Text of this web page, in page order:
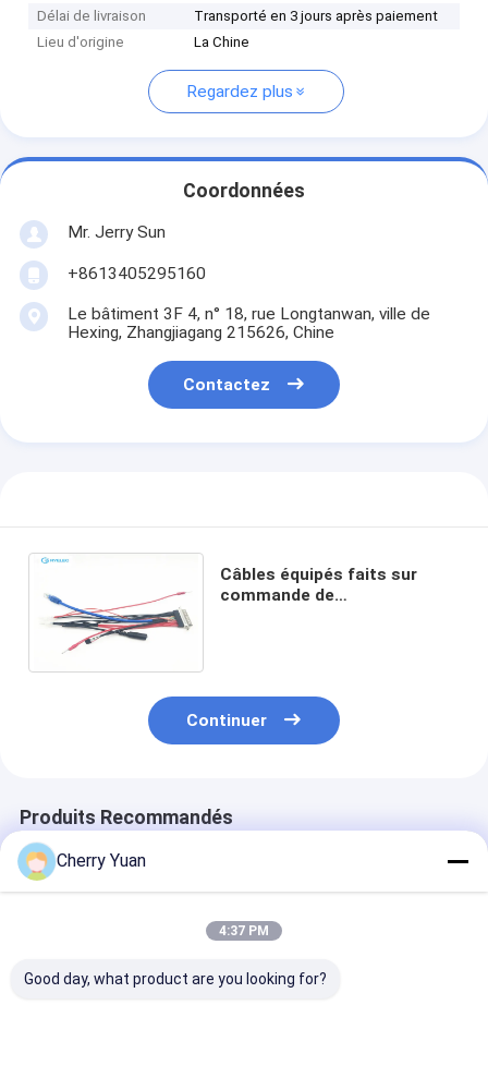
Délai de livraison
Transporté en 3 jours après paiement
Lieu d'origine
La Chine
Regardez plus
Coordonnées
Mr. Jerry Sun
+8613405295160
Le bâtiment 3F 4, n° 18, rue Longtanwan, ville de
Hexing, Zhangjiagang 215626, Chine
Contactez
Câbles équipés faits sur
commande de
Continuer
Produits Recommandés
Cherry Yuan
4:37 PM
Good day, what product are you looking for?